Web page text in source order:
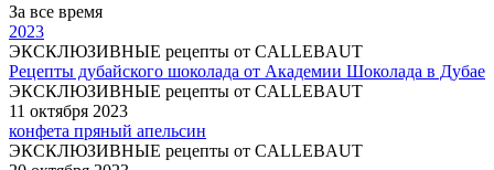
За все время
2023
ЭКСКЛЮЗИВНЫЕ рецепты от CALLEBAUT
Рецепты дубайского шоколада от Академии Шоколада в Дубае
ЭКСКЛЮЗИВНЫЕ рецепты от CALLEBAUT
11 октября 2023
конфета пряный апельсин
ЭКСКЛЮЗИВНЫЕ рецепты от CALLEBAUT